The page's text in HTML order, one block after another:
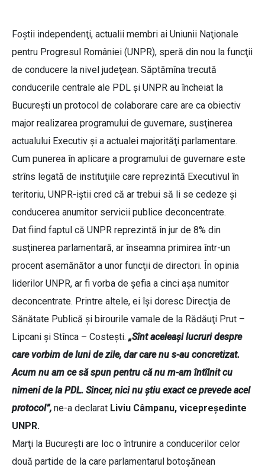
Foştii independenţi, actualii membri ai Uniunii Naţionale
pentru Progresul României (UNPR), speră din nou la funcţii
de conducere la nivel judeţean. Săptămîna trecută
conducerile centrale ale PDL şi UNPR au încheiat la
Bucureşti un protocol de colaborare care are ca obiectiv
major realizarea programului de guvernare, susţinerea
actualului Executiv şi a actualei majorităţi parlamentare.
Cum punerea în aplicare a programului de guvernare este
strîns legată de instituţiile care reprezintă Executivul în
teritoriu, UNPR-iştii cred că ar trebui să li se cedeze şi
conducerea anumitor servicii publice deconcentrate.
Dat fiind faptul că UNPR reprezintă în jur de 8% din
susţinerea parlamentară, ar înseamna primirea într-un
procent asemănător a unor funcţii de directori. În opinia
liderilor UNPR, ar fi vorba de şefia a cinci aşa numitor
deconcentrate. Printre altele, ei îşi doresc Direcţia de
Sănătate Publică şi birourile vamale de la Rădăuţi Prut –
Lipcani şi Stînca – Costeşti. „Sînt aceleaşi lucruri despre
care vorbim de luni de zile, dar care nu s-au concretizat.
Acum nu am ce să spun pentru că nu m-am întîlnit cu
nimeni de la PDL. Sincer, nici nu ştiu exact ce prevede acel
protocol”, ne-a declarat Liviu Câmpanu, vicepreşedinte
UNPR.
Marţi la Bucureşti are loc o întrunire a conducerilor celor
două partide de la care parlamentarul botoşănean